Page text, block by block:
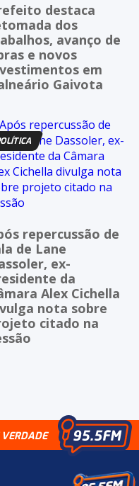
destaca
dos
avanço de
e novos
em
Gaivota
repercussão de
de Lane
ex-
da
Alex Cichella
nota sobre
citado na